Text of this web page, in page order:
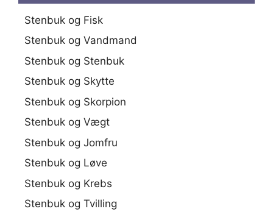
Stenbuk og Fisk
Stenbuk og Vandmand
Stenbuk og Stenbuk
Stenbuk og Skytte
Stenbuk og Skorpion
Stenbuk og Vægt
Stenbuk og Jomfru
Stenbuk og Løve
Stenbuk og Krebs
Stenbuk og Tvilling